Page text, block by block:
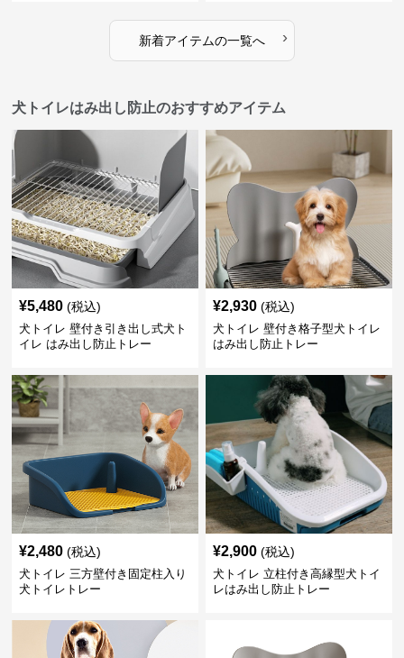
新着アイテムの一覧へ ›
犬トイレはみ出し防止のおすすめアイテム
¥5,480 (税込)
犬トイレ 壁付き引き出し式犬ト
イレ はみ出し防止トレー
¥2,930 (税込)
犬トイレ 壁付き格子型犬トイレ
はみ出し防止トレー
¥2,480 (税込)
犬トイレ 三方壁付き固定柱入り
犬トイレトレー
¥2,900 (税込)
犬トイレ 立柱付き高縁型犬トイ
レはみ出し防止トレー